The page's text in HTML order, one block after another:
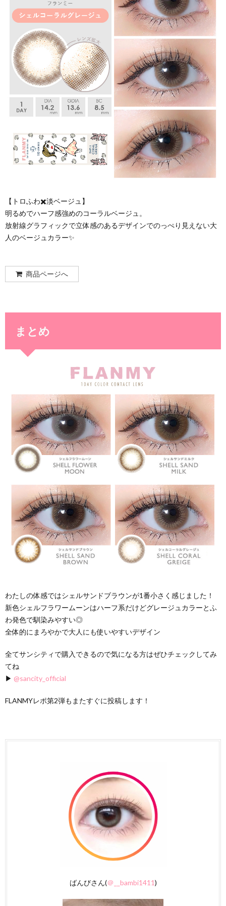
【トロふわ✖️淡ベージュ】
明るめでハーフ感強めのコーラルベージュ。
放射線グラフィックで立体感のあるデザインでのっぺり見えない大
人のベージュカラー✨
商品ページへ
まとめ
わたしの体感ではシェルサンドブラウンが1番小さく感じました！
新色シェルフラワームーンはハーフ系だけどグレージュカラーとふ
わ発色で馴染みやすい◎
全体的にまろやかで大人にも使いやすいデザイン
全てサンシティで購入できるので気になる方はぜひチェックしてみ
てね
▶︎ @sancity_official
FLANMYレポ第2弾もまたすぐに投稿します！
ばんびさん(＠__bambi1411)